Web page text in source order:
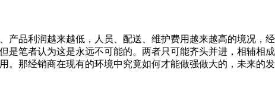
产品利润越来越低，人员、配送、维护费用越来越高的境况，
是笔者认为这是永远不可能的。两者只可能齐头并进，相辅相
那经销商在现有的环境中究竟如何才能做强做大的，未来的